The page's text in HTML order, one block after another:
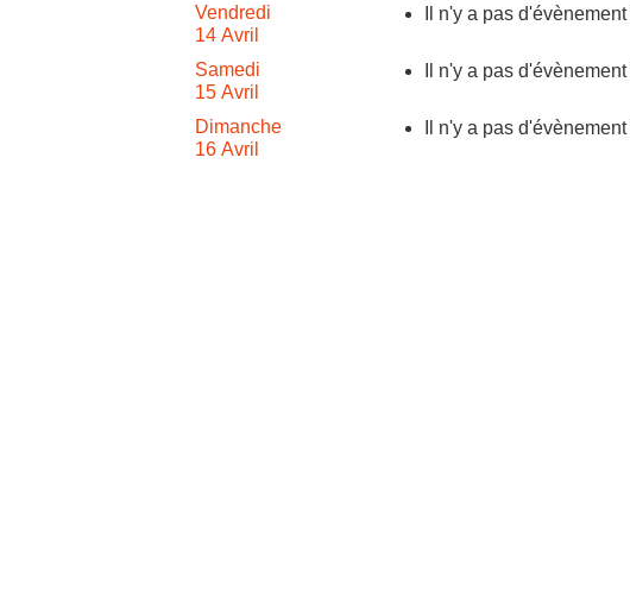
Vendredi
14 Avril
Il n'y a pas
Samedi
15 Avril
Il n'y a pas
Dimanche
16 Avril
Il n'y a pas